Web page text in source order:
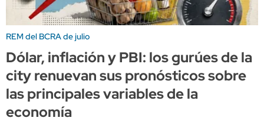
REM del BCRA de julio
Dólar, inflación y PBI: los gurúes de la
city renuevan sus pronósticos sobre
las principales variables de la
economía